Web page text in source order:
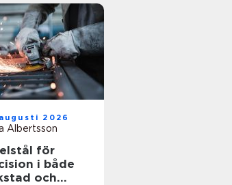
2026
Albertsson
för
i både
och